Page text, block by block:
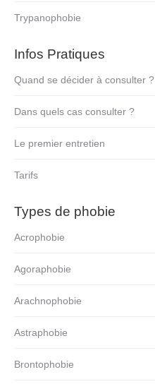
Trypanophobie
Infos Pratiques
Quand se décider à consulter ?
Dans quels cas consulter ?
Le premier entretien
Tarifs
Types de phobie
Acrophobie
Agoraphobie
Arachnophobie
Astraphobie
Brontophobie